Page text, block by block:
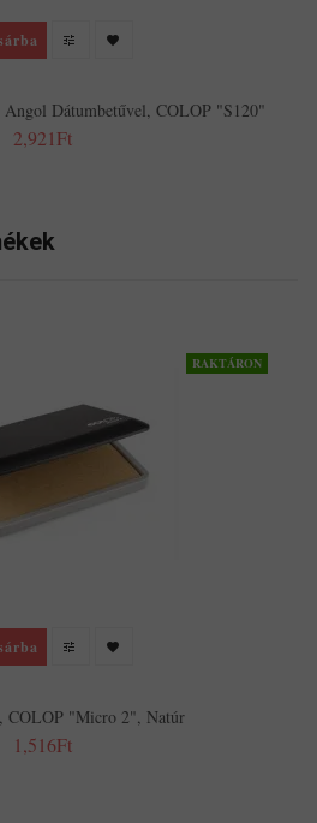
Dátumbetűvel, COLOP "S120"
2,921Ft
RAKTÁRON
COLOP "Micro 2", Natúr
1,516Ft